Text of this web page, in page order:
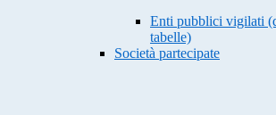
Enti pubblici vigilati
tabelle)
Società partecipate